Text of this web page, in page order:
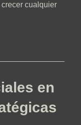
cualquier
en